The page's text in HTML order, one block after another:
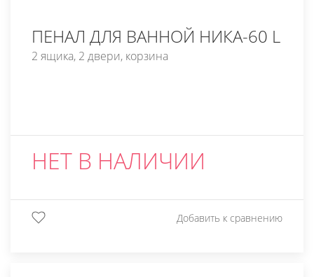
ПЕНАЛ ДЛЯ ВАННОЙ НИКА-60 L
2 ящика, 2 двери, корзина
НЕТ В НАЛИЧИИ
Добавить к сравнению